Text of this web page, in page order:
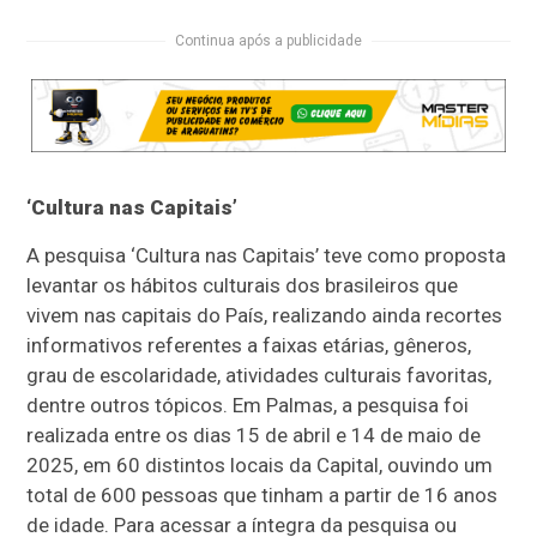
Continua após a publicidade
‘Cultura nas Capitais’
A pesquisa ‘Cultura nas Capitais’ teve como proposta
levantar os hábitos culturais dos brasileiros que
vivem nas capitais do País, realizando ainda recortes
informativos referentes a faixas etárias, gêneros,
grau de escolaridade, atividades culturais favoritas,
dentre outros tópicos. Em Palmas, a pesquisa foi
realizada entre os dias 15 de abril e 14 de maio de
2025, em 60 distintos locais da Capital, ouvindo um
total de 600 pessoas que tinham a partir de 16 anos
de idade. Para acessar a íntegra da pesquisa ou